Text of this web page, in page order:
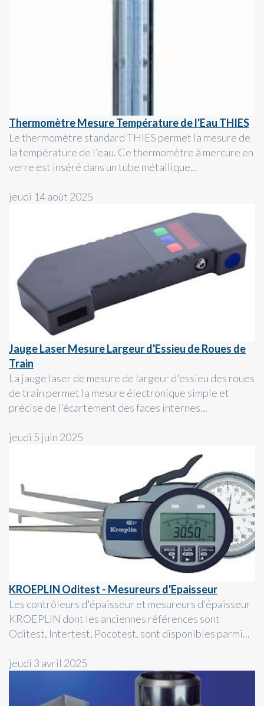
Thermomètre Mesure Température de l'Eau THIES
Le thermomètre standard THIES permet la mesure de
la température de l’eau. Ce thermomètre à mercure en
verre est inséré dans un tube métallique...
jeudi 14 août 2025
Jauge Laser Mesure Largeur d'Essieu de Roues de
Train
La jauge laser de mesure de largeur d'essieu des roues
de train permet la mesure électronique simple et
précise de l’écartement des faces internes...
jeudi 5 juin 2025
KROEPLIN Oditest - Mesureurs d'Epaisseur
Les contrôleurs d'épaisseur et mesureurs d'épaisseur
KROEPLIN dont les anciennes références sont
Oditest, Intertest, Pocotest, sont disponibles parmi...
jeudi 3 avril 2025